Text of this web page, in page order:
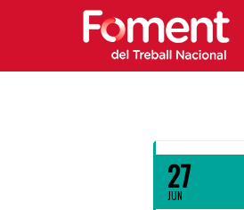
27
JUN